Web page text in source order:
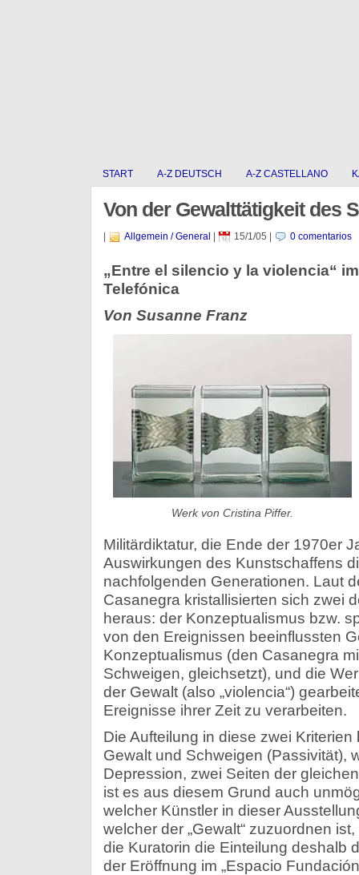
START A-Z DEUTSCH A-Z CASTELLANO
Von der Gewalttätigkeit des
Allgemein / General 15/1/05 0 comentarios
„Entre el silencio y la violencia“
Telefónica
Von Susanne Franz
Werk von Cristina Piffer.
Militärdiktatur, die Ende der 1970er
Auswirkungen des Kunstschaffens
nachfolgenden Generationen. Laut
Casanegra kristallisierten sich zwei
heraus: der Konzeptualismus bzw.
von den Ereignissen beeinflussten
Konzeptualismus (den Casanegra
Schweigen, gleichsetzt), und die
der Gewalt (also „violencia“)
Ereignisse ihrer Zeit zu verarbeiten.
Die Aufteilung in diese zwei
Gewalt und Schweigen (Passivität),
Depression, zwei Seiten der
ist es aus diesem Grund auch
welcher Künstler in dieser
welcher der „Gewalt“ zuzuordnen
die Kuratorin die Einteilung deshalb
der Eröffnung im „Espacio